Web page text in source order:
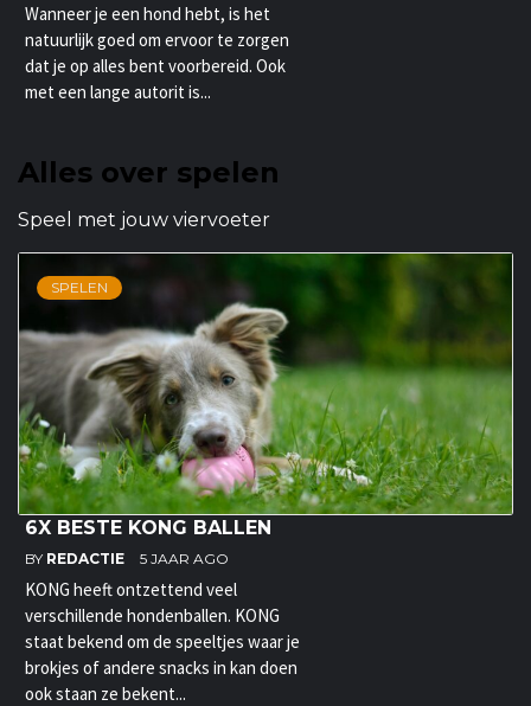
Wanneer je een hond hebt, is het
natuurlijk goed om ervoor te zorgen
dat je op alles bent voorbereid. Ook
met een lange autorit is...
Alles over spelen
Speel met jouw viervoeter
SPELEN
6X BESTE KONG BALLEN
BY REDACTIE 5 JAAR AGO
KONG heeft ontzettend veel
verschillende hondenballen. KONG
staat bekend om de speeltjes waar je
brokjes of andere snacks in kan doen
ook staan ze bekent...